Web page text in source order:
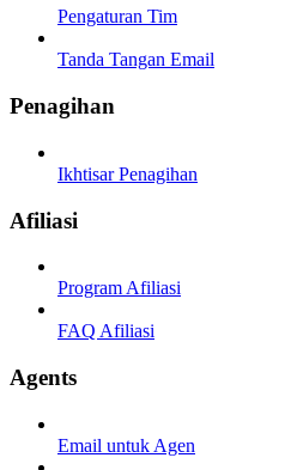
Pengaturan Tim
Tanda Tangan Email
Penagihan
Ikhtisar Penagihan
Afiliasi
Program Afiliasi
FAQ Afiliasi
Agents
Email untuk Agen